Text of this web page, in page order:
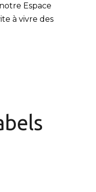
Espace
à vivre des